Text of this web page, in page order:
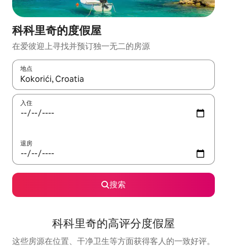
科科里奇的度假屋
在爱彼迎上寻找并预订独一无二的房源
地点
如有搜索结果，请使用上下方向键查看，或通过点击或滑动手势
入住
退房
搜索
科科里奇的高评分度假屋
这些房源在位置、干净卫生等方面获得客人的一致好评。